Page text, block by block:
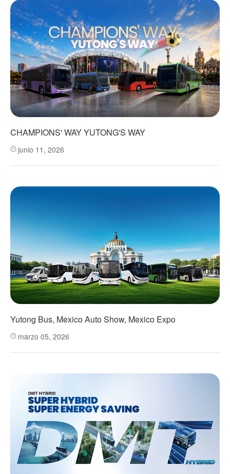
CHAMPIONS' WAY YUTONG'S WAY
junio 11, 2026
Yutong Bus, Mexico Auto Show, Mexico Expo
marzo 05, 2026